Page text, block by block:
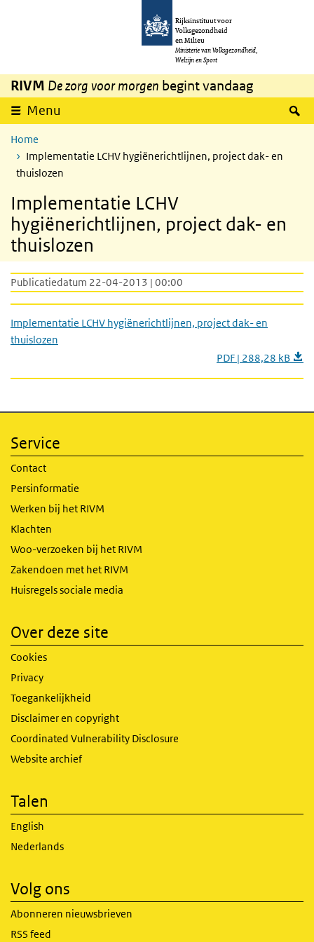
Overslaan en naar de inhoud gaan
Rijksinstituut voor
Volksgezondheid
en Milieu
Ministerie van Volksgezondheid,
Welzijn en Sport
RIVM De zorg voor morgen begint vandaag
Menu
Home
Implementatie LCHV hygiënerichtlijnen, project dak- en
thuislozen
Implementatie LCHV
hygiënerichtlijnen, project dak- en
thuislozen
Publicatiedatum 22-04-2013 | 00:00
Implementatie LCHV hygiënerichtlijnen, project dak- en
thuislozen
PDF | 288,28 kB
Service
Contact
Persinformatie
Werken bij het RIVM
Klachten
Woo-verzoeken bij het RIVM
Zakendoen met het RIVM
Huisregels sociale media
Over deze site
Cookies
Privacy
Toegankelijkheid
Disclaimer en copyright
Coordinated Vulnerability Disclosure
Website archief
Talen
English
Nederlands
Volg ons
Abonneren nieuwsbrieven
RSS feed